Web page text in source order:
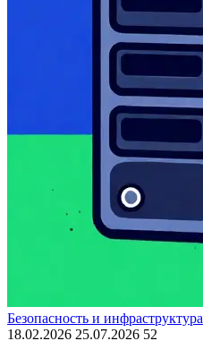
Безопасность и инфраструктура
18.02.2026 25.07.2026 52